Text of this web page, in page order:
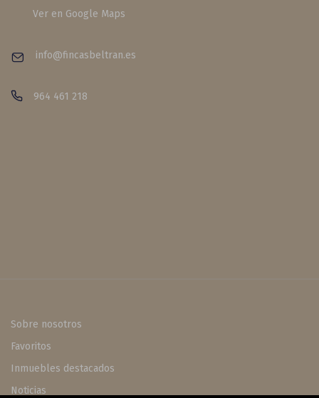
Ver en Google Maps
info@fincasbeltran.es
964 461 218
Sobre nosotros
Favoritos
Inmuebles destacados
Noticias